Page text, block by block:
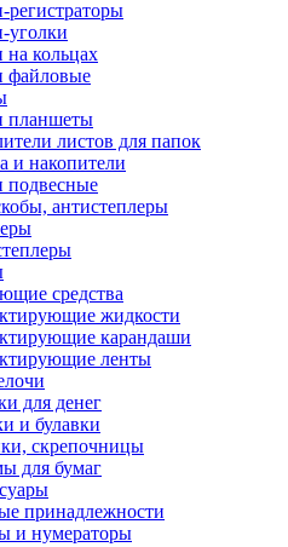
регистраторы
уголки
кольцах
файловые
планшеты
листов для папок
и накопители
подвесные
антистеплеры
средства
жидкости
карандаши
ленты
для денег
и булавки
скрепочницы
для бумаг
принадлежности
и нумераторы